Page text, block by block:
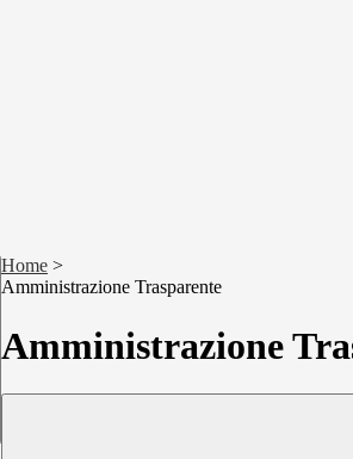
Home >
Amministrazione Trasparente
Amministrazione